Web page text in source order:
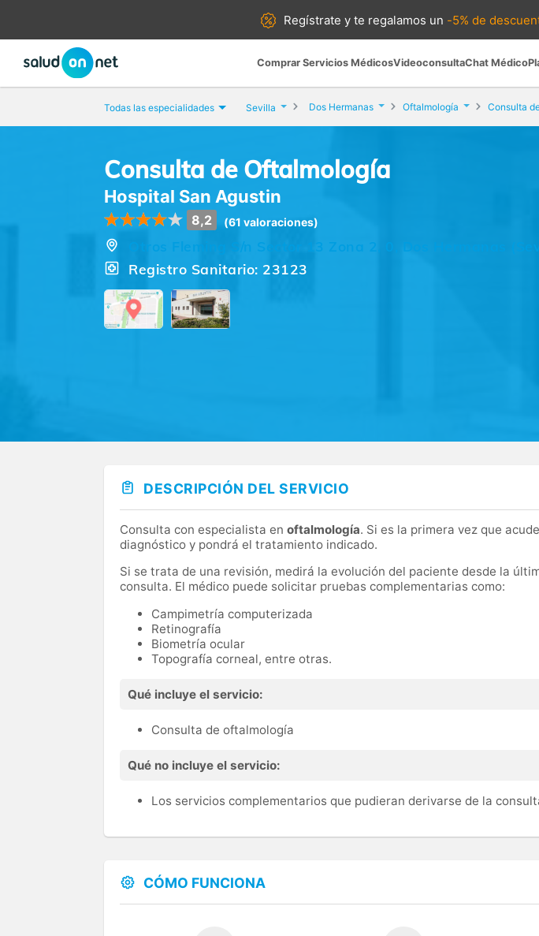
Regístrate yte regalamos un -5% de
Comprar Servicios MédicosVideoconsultaChat Médico
Todas las especialidades Sevilla Dos Hermanas Oftalmología Consulta
Consulta de Oftalmología
Hospital San Agustin
8,2 (61 valoraciones)
Otros Fleming S/n Sector 13 Zona 2, 0, Dos Hermanas
Registro Sanitario: 23123
DESCRIPCIÓN DEL SERVICIO
Consulta con especialista en oftalmología. Si es la primera vez que
diagnóstico y pondrá el tratamiento indicado.
Si se trata de una revisión, medirá la evolución del paciente desde la
consulta. El médico puede solicitar pruebas complementarias como:
Campimetría computerizada
Retinografía
Biometría ocular
Topografía corneal, entre otras.
Qué incluye el servicio:
Consulta de oftalmología
Qué no incluye el servicio:
Los servicios complementarios que pudieran derivarse de la
CÓMO FUNCIONA